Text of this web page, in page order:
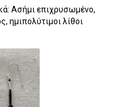
Ασήμι επιχρυσωμένο,
ημιπολύτιμοι λίθοι